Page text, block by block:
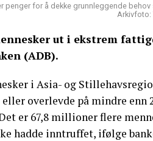
penger for å dekke grunnleggende
Arkivfoto:
ut i ekstrem
(ADB).
i Asia- og
overlevde på mindre enn
er 67,8 millioner flere
hadde inntruffet, ifølge